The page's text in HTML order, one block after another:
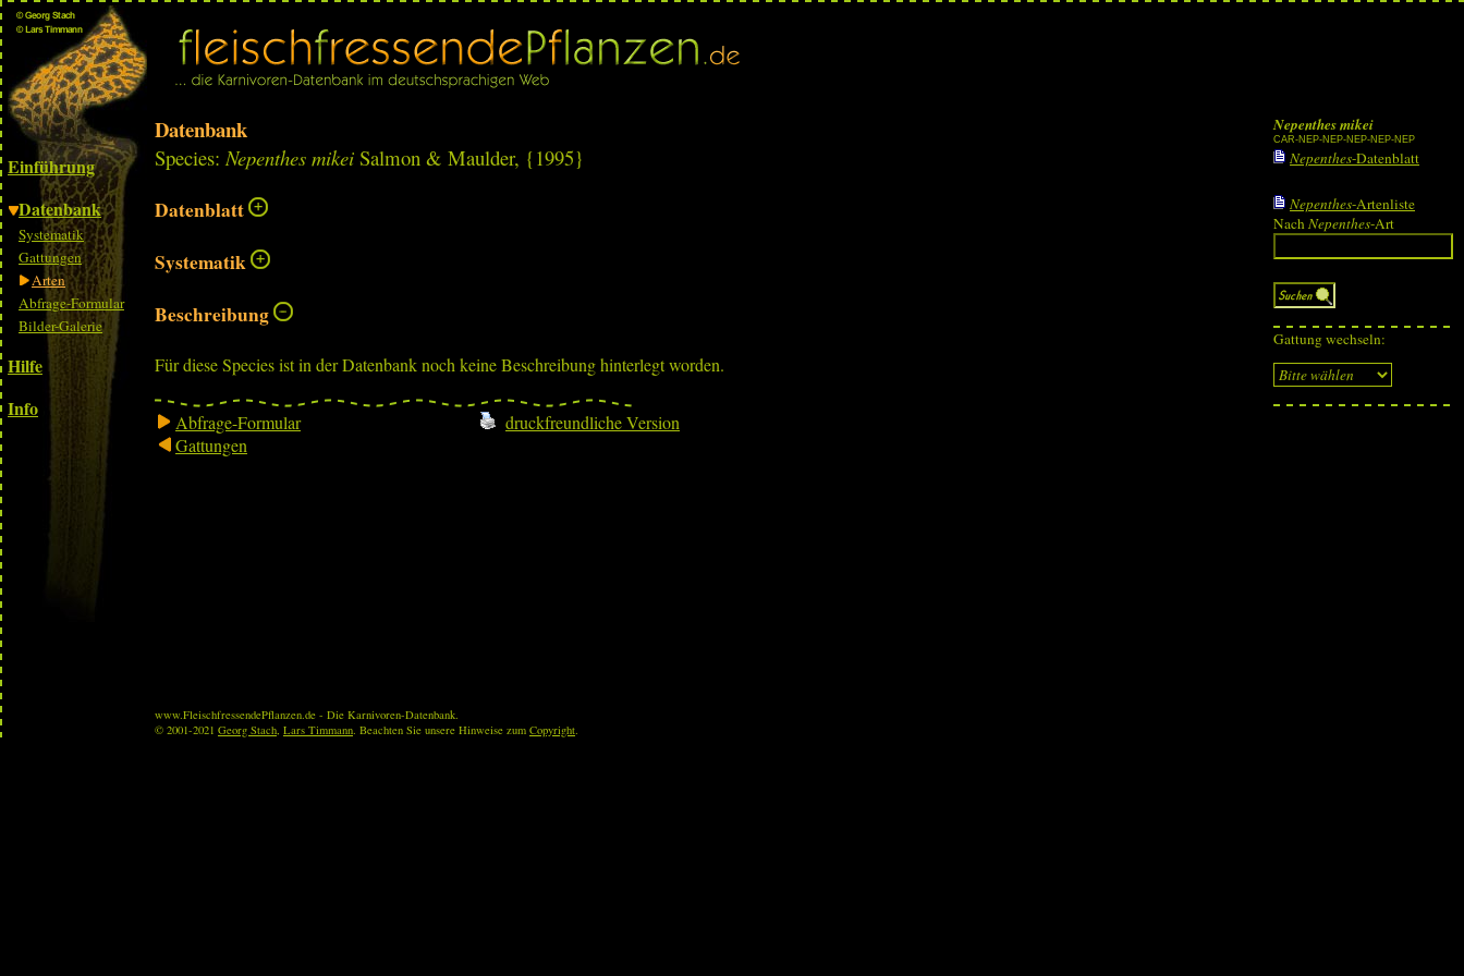
Einführung
Datenbank
Systematik
Gattungen
Arten
Abfrage-Formular
Bilder-Galerie
Hilfe
Info
Datenbank
Species:Nepenthes mikei Salmon & Maulder, {1995}
Datenblatt
Systematik
Beschreibung
Für diese Species ist in der Datenbank noch keine Beschreibung hinterlegt worden.
Abfrage-Formular
Gattungen
druckfreundliche Version
Nepenthes mikei
CAR-NEP-NEP-NEP-NEP-NEP
Nepenthes-Datenblatt
Nepenthes-Artenliste
NachNepenthes-Art
Gattung wechseln:
www.FleischfressendePflanzen.de - Die Karnivoren-Datenbank.
© 2001-2021 Georg Stach Lars Timmann . Beachten Sie unsere Hinweise zum Copyright